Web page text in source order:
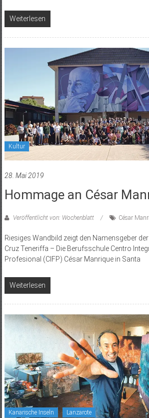
Weiterlesen
Kultur
28. Mai 2019
Hommage an César
Veröffentlicht von: Wochenblatt César
Riesiges Wandbild zeigt den Namensgeber
Cruz Teneriffa – Die Berufsschule Centro
Profesional (CIFP) César Manrique in Santa
Weiterlesen
Kanarische Inseln Lanzarote